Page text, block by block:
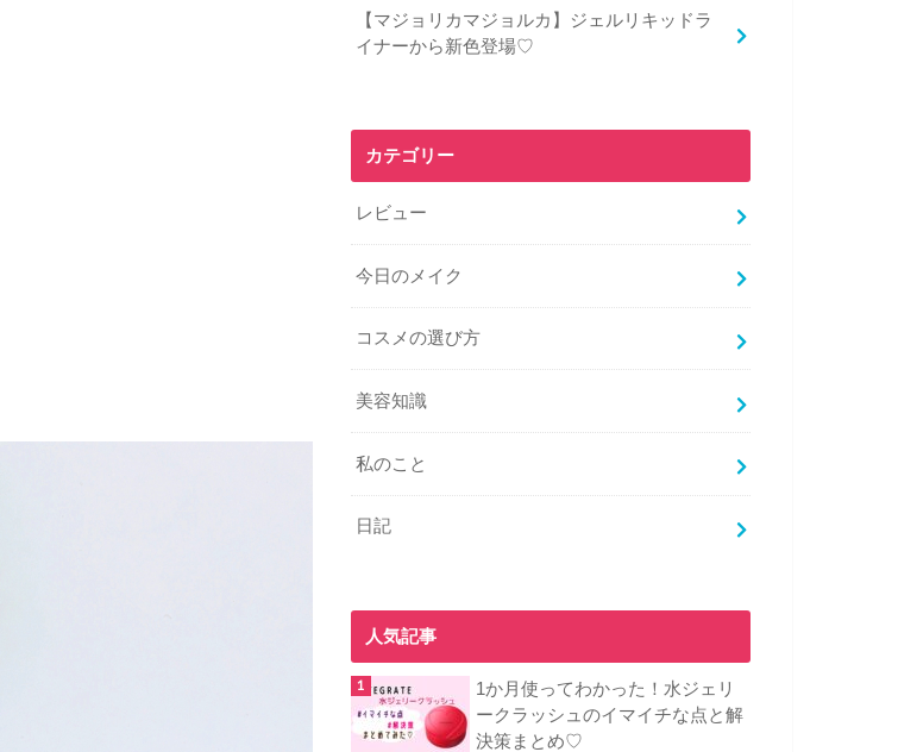
【マジョリカマジョルカ】ジェルリキッドラ
イナーから新色登場♡
カテゴリー
レビュー
今日のメイク
コスメの選び方
美容知識
私のこと
日記
人気記事
1か月使ってわかった！水ジェリ
ークラッシュのイマイチな点と解
決策まとめ♡